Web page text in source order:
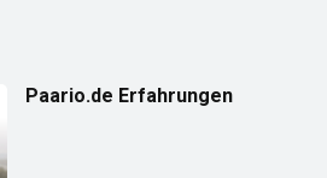
Paario.de Erfahrungen